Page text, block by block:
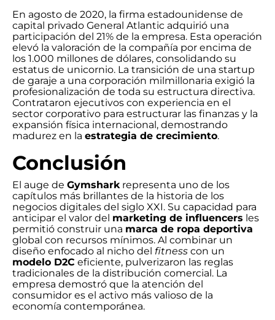
En agosto de 2020, la firma estadounidense de
capital privado General Atlantic adquirió una
participación del 21% de la empresa. Esta operación
elevó la valoración de la compañía por encima de
los 1.000 millones de dólares, consolidando su
estatus de unicornio. La transición de una startup
de garaje a una corporación milmillonaria exigió la
profesionalización de toda su estructura directiva.
Contrataron ejecutivos con experiencia en el
sector corporativo para estructurar las finanzas y la
expansión física internacional, demostrando
madurez en la estrategia de crecimiento.
Conclusión
El auge de Gymshark representa uno de los
capítulos más brillantes de la historia de los
negocios digitales del siglo XXI. Su capacidad para
anticipar el valor del marketing de influencers les
permitió construir una marca de ropa deportiva
global con recursos mínimos. Al combinar un
diseño enfocado al nicho del fitness con un
modelo D2C eficiente, pulverizaron las reglas
tradicionales de la distribución comercial. La
empresa demostró que la atención del
consumidor es el activo más valioso de la
economía contemporánea.